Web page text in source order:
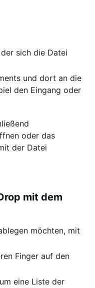
sich die Datei
und dort an die
den Eingang oder
oder das
der Datei
mit dem
möchten, mit
Finger auf den
eine Liste der